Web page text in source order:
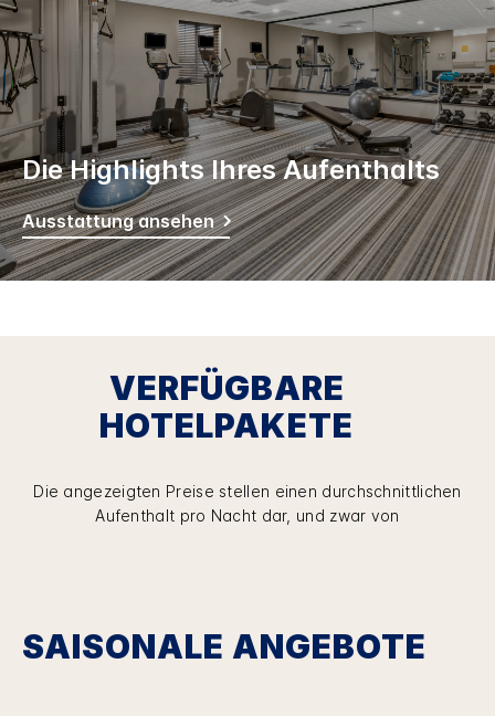
Die Highlights Ihres Aufenthalts
Ausstattung ansehen
VERFÜGBARE
HOTELPAKETE
Die angezeigten Preise stellen einen durchschnittlichen
Aufenthalt pro Nacht dar, und zwar von
SAISONALE ANGEBOTE